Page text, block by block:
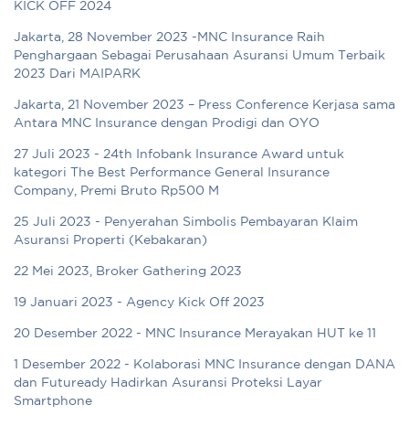
KICK OFF 2024
Jakarta, 28 November 2023 -MNC Insurance Raih
Penghargaan Sebagai Perusahaan Asuransi Umum Terbaik
2023 Dari MAIPARK
Jakarta, 21 November 2023 – Press Conference Kerjasa sama
Antara MNC Insurance dengan Prodigi dan OYO
27 Juli 2023 - 24th Infobank Insurance Award untuk
kategori The Best Performance General Insurance
Company, Premi Bruto Rp500 M
25 Juli 2023 - Penyerahan Simbolis Pembayaran Klaim
Asuransi Properti (Kebakaran)
22 Mei 2023, Broker Gathering 2023
19 Januari 2023 - Agency Kick Off 2023
20 Desember 2022 - MNC Insurance Merayakan HUT ke 11
1 Desember 2022 - Kolaborasi MNC Insurance dengan DANA
dan Futuready Hadirkan Asuransi Proteksi Layar
Smartphone